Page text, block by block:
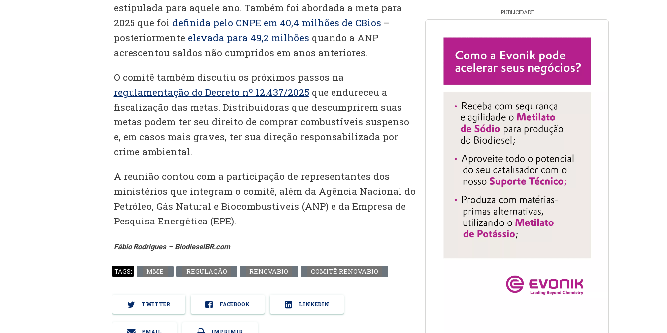
estipulada para aquele ano. Também foi abordada a meta para
2025 que foi definida pelo CNPE em 40,4 milhões de CBios –
posteriormente elevada para 49,2 milhões quando a ANP
acrescentou saldos não cumpridos em anos anteriores.
O comitê também discutiu os próximos passos na
regulamentação do Decreto nº 12.437/2025 que endureceu a
fiscalização das metas. Distribuidoras que descumprirem suas
metas podem ter seu direito de comprar combustíveis suspenso
e, em casos mais graves, ter sua direção responsabilizada por
crime ambiental.
A reunião contou com a participação de representantes dos
ministérios que integram o comitê, além da Agência Nacional do
Petróleo, Gás Natural e Biocombustíveis (ANP) e da Empresa de
Pesquisa Energética (EPE).
Fábio Rodrigues – BiodieselBR.com
TAGS: MME REGULAÇÃO RENOVABIO COMITÊ RENOVABIO
TWITTER FACEBOOK LINKEDIN
PUBLICIDADE